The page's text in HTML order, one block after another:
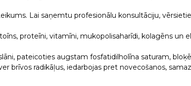
Lai saņemtu profesionālu konsultāciju,
proteīni, vitamīni, mukopolisaharīdi, kolagēns un
pateicoties augstam fosfatidilholīna saturam,
brīvos radikāļus, iedarbojas pret novecošanos,